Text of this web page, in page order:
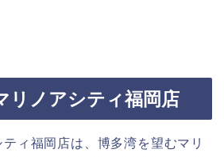
リノアシティ福岡店
ィ福岡店は、博多湾を望むマリ